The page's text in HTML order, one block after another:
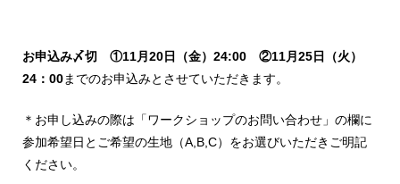
お申込み〆切 ①11月20日（金）24:00 ②11月25日（火）
24：00までのお申込みとさせていただきます。
＊お申し込みの際は「ワークショップのお問い合わせ」の欄に
参加希望日とご希望の生地（A,B,C）をお選びいただきご明記
ください。